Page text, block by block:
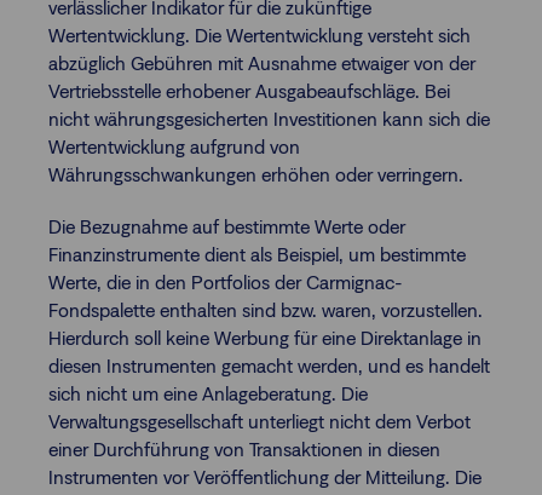
verlässlicher Indikator für die zukünftige
Wertentwicklung. Die Wertentwicklung versteht sich
abzüglich Gebühren mit Ausnahme etwaiger von der
Vertriebsstelle erhobener Ausgabeaufschläge. Bei
nicht währungsgesicherten Investitionen kann sich die
Wertentwicklung aufgrund von
Währungsschwankungen erhöhen oder verringern.
Die Bezugnahme auf bestimmte Werte oder
Finanzinstrumente dient als Beispiel, um bestimmte
Werte, die in den Portfolios der Carmignac-
Fondspalette enthalten sind bzw. waren, vorzustellen.
Hierdurch soll keine Werbung für eine Direktanlage in
diesen Instrumenten gemacht werden, und es handelt
sich nicht um eine Anlageberatung. Die
Verwaltungsgesellschaft unterliegt nicht dem Verbot
einer Durchführung von Transaktionen in diesen
Instrumenten vor Veröffentlichung der Mitteilung. Die